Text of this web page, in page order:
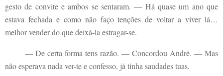
gesto de convite e ambos se sentaram. — Há quase um ano que
estava fechada e como não faço tenções de voltar a viver lá…
melhor vender do que deixá-la estragar-se.
— De certa forma tens razão. — Concordou André. — Mas
não esperava nada ver-te e confesso, já tinha saudades tuas.